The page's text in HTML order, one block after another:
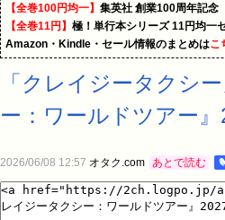
【全巻100円均一】 集英社 創業100周年記念
【全巻11円】 極！単行本シリーズ 11円均一
Amazon・Kindle・セール情報のまとめはこ
「クレイジータクシ
ー：ワールドツアー
2026/06/08 12:57 オタク.com あとで読む